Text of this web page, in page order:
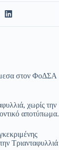
στον ΦοΔΣΑ
χωρίς την
αποτύπωμα.
Τριανταφυλλιά